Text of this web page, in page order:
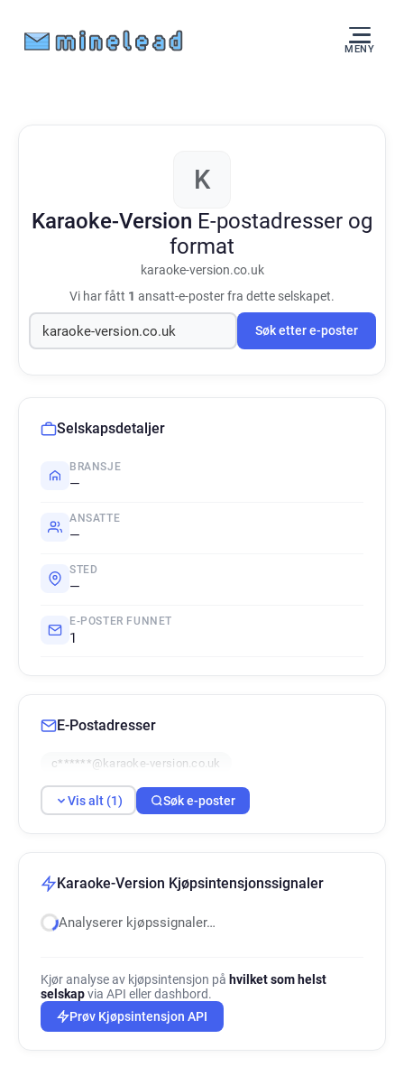
MENY
K
Karaoke-Version E-postadresser og
format
karaoke-version.co.uk
Vi har fått 1 ansatt-e-poster fra dette selskapet.
Søk etter e-poster
Selskapsdetaljer
BRANSJE
—
ANSATTE
—
STED
—
E-POSTER FUNNET
1
E-Postadresser
c******@karaoke-version.co.uk
Vis alt (1) Søk e-poster
Karaoke-Version Kjøpsintensjonssignaler
Analyserer kjøpssignaler…
Kjør analyse av kjøpsintensjon på hvilket som helst
selskapvia API eller dashbord.
Prøv Kjøpsintensjon API